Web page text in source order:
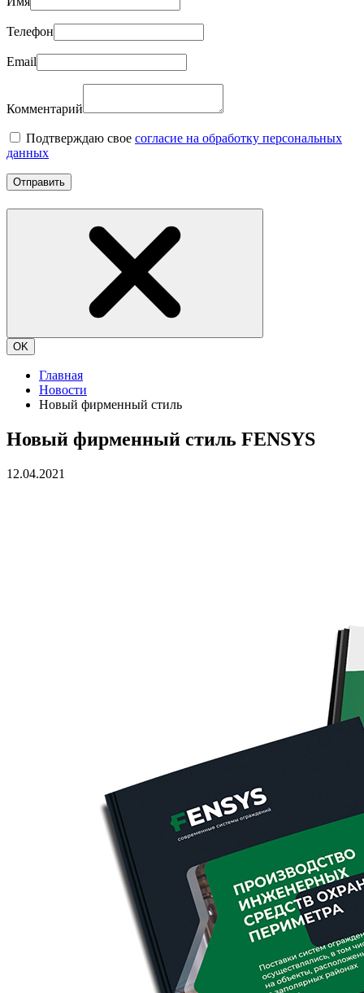
Телефон
Email
Комментарий
Подтверждаю свое согласие на обработку персональных
данных
Отправить
OK
Главная
Новости
Новый фирменный стиль
Новый фирменный стиль FENSYS
12.04.2021